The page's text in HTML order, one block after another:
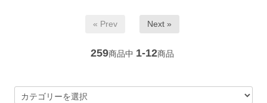
« Prev Next »
259商品中 1-12商品